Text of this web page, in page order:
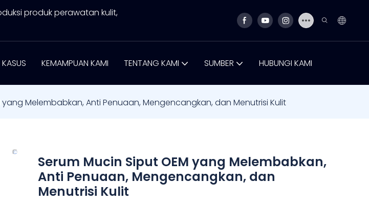
produk perawatan kulit,
KASUS KEMAMPUAN KAMI TENTANG KAMI SUMBER HUBUNGI KAMI
yang Melembabkan, Anti Penuaan, Mengencangkan, dan Menutrisi Kulit
Serum Mucin Siput OEM yang Melembabkan,
Anti Penuaan, Mengencangkan, dan
Menutrisi Kulit